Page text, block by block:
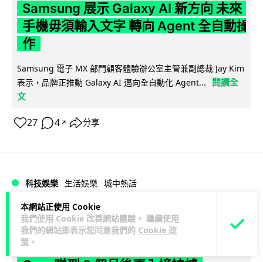
本網站正使用 Cookie
我們使用 Cookie 改善網站體驗。 繼續使用
我們的網站即表示您同意我們的 Cookie 政
策 。
Samsung 展示 Galaxy AI 新方向 未來
手機毋須輸入文字 轉向 Agent 全自動操
作
Samsung 電子 MX 部門顧客體驗辦公室主管兼副總裁 Jay Kim
表示，品牌正推動 Galaxy AI 邁向全自動化 Agent...
閱讀全
文
27 4 ↗ 分享
科技娛樂 生活娛樂 城中熱話
Lawton 1 日
港夫婦澳門的士拾相機 據為己有被的士